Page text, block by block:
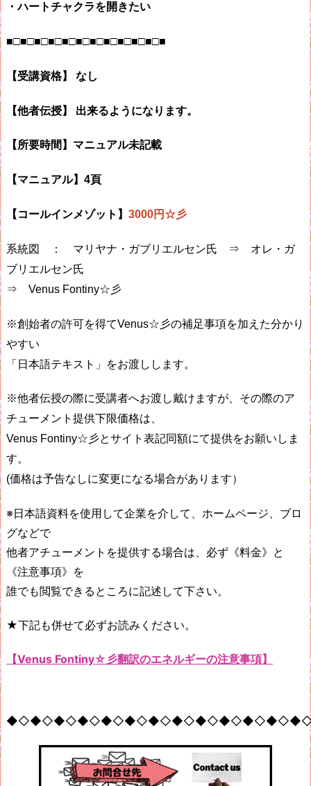
・ハートチャクラを開きたい
■□■□■□■□■□■□■□■□■□■□■□■
【受講資格】 なし
【他者伝授】 出来るようになります。
【所要時間】マニュアル未記載
【マニュアル】4頁
【コールインメゾット】 3000円☆彡
系統図 ： マリヤナ・ガブリエルセン氏 ⇒ オレ・ガ
ブリエルセン氏
⇒ Venus Fontiny☆彡
※創始者の許可を得てVenus☆彡の補足事項を加えた分かり
やすい
「日本語テキスト」をお渡しします。
※他者伝授の際に受講者へお渡し戴けますが、その際のア
チューメント提供下限価格は、
Venus Fontiny☆彡とサイト表記同額にて提供をお願いしま
す。
(価格は予告なしに変更になる場合があります）
※日本語資料を使用して企業を介して、ホームページ、ブロ
グなどで
他者アチューメントを提供する場合は、必ず《料金》と
《注意事項》を
誰でも閲覧できるところに記述して下さい。
★下記も併せて必ずお読みください。
【Venus Fontiny☆彡翻訳のエネルギーの注意事項】